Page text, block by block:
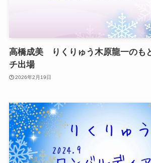
高橋成美 りくりゅう木原龍一のも
チ出場
2026年2月19日